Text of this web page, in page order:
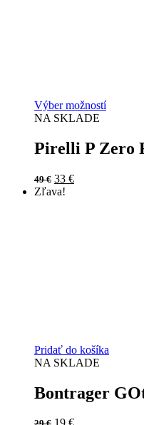
Výber možností
NA SKLADE
Pirelli P Zero
49€ Original
price
33 €Current
Zľava!
Pridať do košíka
NA SKLADE
Bontrager
OriginalCurrent